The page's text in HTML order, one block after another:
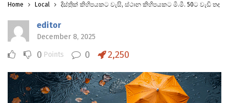
Home Local දිස්ත්‍රික් කිහිපයකට වැසි, ස්ථාන කිහිපයකට මි.මී. 50ට වැඩි තද
editor
December 8, 2025
0 Points 0 2,250